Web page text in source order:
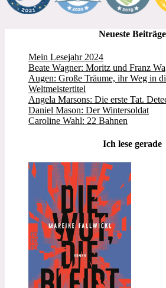
Neueste Beiträge
Mein Lesejahr 2024
Beate Wagner: Moritz und Franz
Augen: Große Träume, ihr Weg in
Weltmeistertitel
Angela Marsons: Die erste Tat.
Daniel Mason: Der Wintersoldat
Caroline Wahl: 22 Bahnen
Ich lese gerade